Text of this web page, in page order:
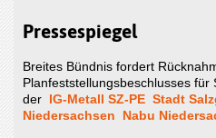
Pressespiegel
Breites Bündnis fordert
Planfeststellungsbeschlusses für
der IG-Metall SZ-PE Stadt
Niedersachsen
Nabu